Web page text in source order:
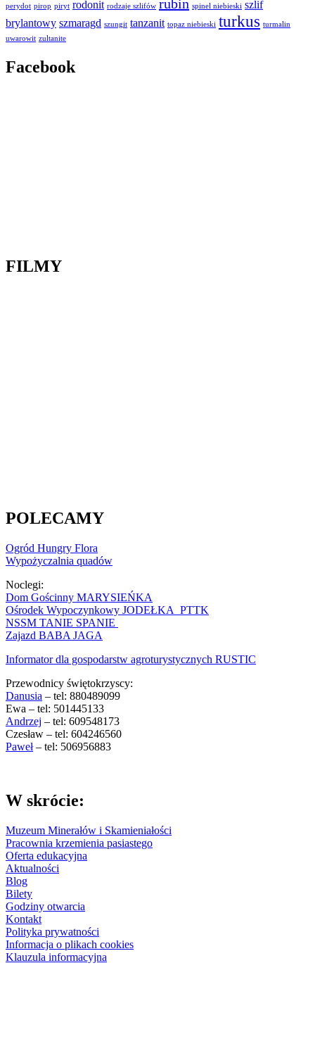
perydot pirop piryt rodonit rodzaje szlifów rubin spinel niebieski szlif
brylantowy szmaragd szungit tanzanit topaz niebieski turkus turmalin
uwarowit zultanite
Facebook
FILMY
POLECAMY
Ogród Hungry Flora
Wypożyczalnia quadów
Noclegi:
Dom Gościnny MARYSIEŃKA
Ośrodek Wypoczynkowy JODEŁKA PTTK
NSSM TANIE SPANIE
Zajazd BABA JAGA
Informator dla gospodarstw agroturystycznych RUSTIC
Przewodnicy świętokrzyscy:
Danusia – tel: 880489099
Ewa – tel: 501445133
Andrzej – tel: 609548173
Czesław – tel: 604246560
Paweł– tel: 506956883
W skrócie:
Muzeum Minerałów i Skamieniałości
Pracownia krzemienia pasiastego
Oferta edukacyjna
Aktualności
Blog
Bilety
Godziny otwarcia
Kontakt
Polityka prywatności
Informacja o plikach cookies
Klauzula informacyjna